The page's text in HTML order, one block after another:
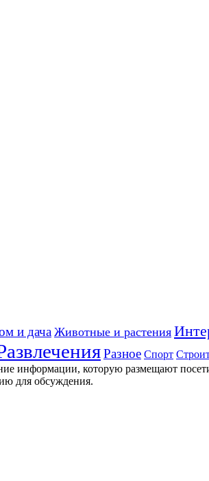
и дачаЖивотные и растения
Разное Спорт
информации, которую размещают
для обсуждения.